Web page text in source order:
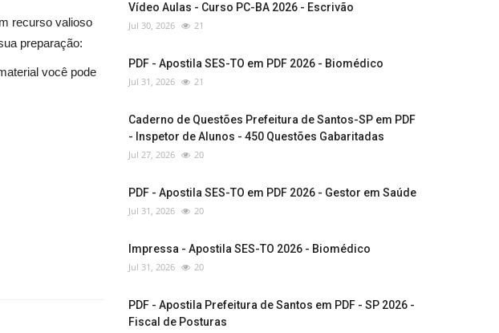
recurso valioso
preparação:
você pode
Vídeo Aulas - Curso PC-BA 2026 - Escrivão
Jul 30, 2026 21
PDF - Apostila SES-TO em PDF 2026 - Biomédico
Jul 31, 2026 21
Caderno de Questões Prefeitura de Santos-SP em PDF
- Inspetor de Alunos - 450 Questões Gabaritadas
Jul 27, 2026 20
PDF - Apostila SES-TO em PDF 2026 - Gestor em Saúde
Jul 31, 2026 20
Impressa - Apostila SES-TO 2026 - Biomédico
Jul 31, 2026 20
PDF - Apostila Prefeitura de Santos em PDF - SP 2026 -
Fiscal de Posturas